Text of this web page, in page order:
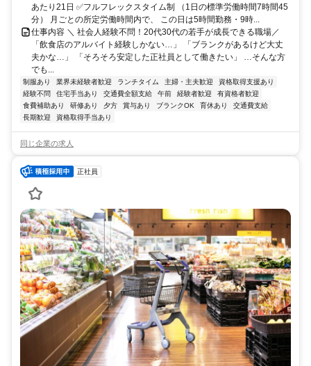
あたり21日 ✅フルフレックスタイム制 （1日の標準労働時間7時間45
分） 月ごとの所定労働時間内で、 この日は5時間勤務・9時...
仕事内容 ＼ 社会人経験不問！20代30代の若手が成長できる職場／
「飲食店のアルバイト経験しかない…」 「ブランクがあるけど大丈
夫かな…」 「そろそろ安定した正社員として働きたい」 …そんな方
でも...
制服あり 業界未経験者歓迎 ランチタイム 主婦・主夫歓迎
資格取得支援あり
経験不問
住宅手当あり 交通費全額支給 午前 経験者歓迎
有資格者歓迎
食費補助あり
研修あり 夕方 賞与あり ブランクOK 育休あり
交通費支給
長期歓迎
資格取得手当あり
同じ企業の求人
正社員